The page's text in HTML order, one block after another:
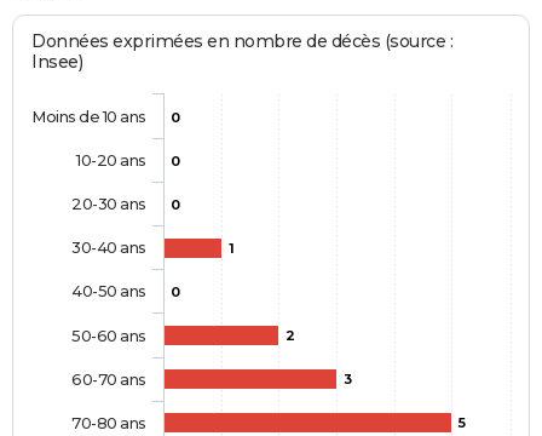
Données exprimées en nombre de décès (source :
Insee)
0
0
0
1
0
2
3
5
Moins de 10 ans
10-20 ans
20-30 ans
30-40 ans
40-50 ans
50-60 ans
60-70 ans
70-80 ans